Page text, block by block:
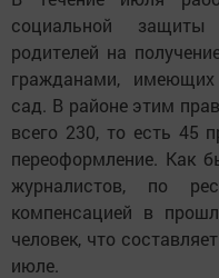
социальной
родителей на
гражданами,
сад. В районе этим
всего 230, то есть 45
переоформление. Как
журналистов, по
компенсацией в
человек, что
июле.